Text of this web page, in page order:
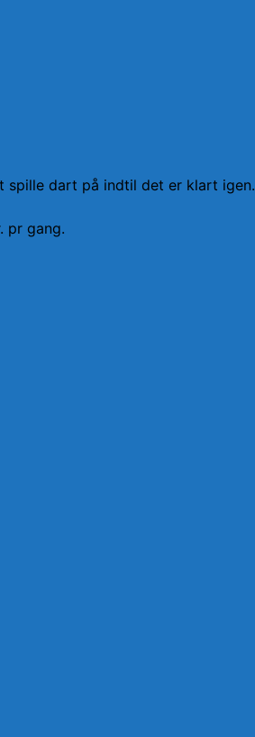
spille dart på indtil det er klart igen.
pr gang.